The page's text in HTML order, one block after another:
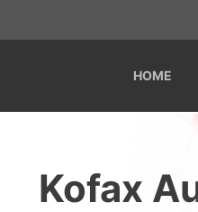
HOME
Kofax